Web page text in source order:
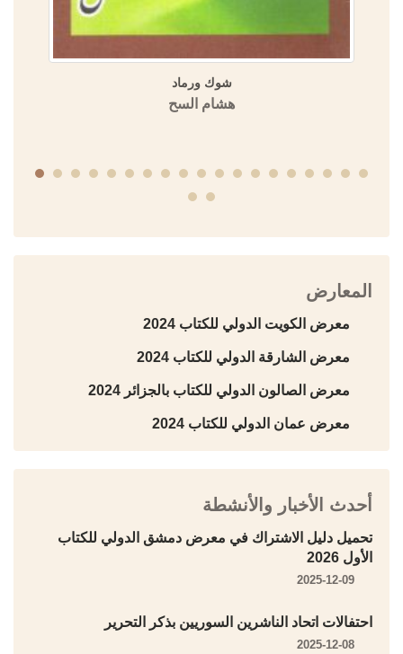
شوك ورماد
هشام السح
المعارض
معرض الكويت الدولي للكتاب 2024
معرض الشارقة الدولي للكتاب 2024
معرض الصالون الدولي للكتاب بالجزائر 2024
معرض عمان الدولي للكتاب 2024
أحدث الأخبار والأنشطة
تحميل دليل الاشتراك في معرض دمشق الدولي للكتاب
الأول 2026
2025-12-09
احتفالات اتحاد الناشرين السوريين بذكر التحرير
2025-12-08